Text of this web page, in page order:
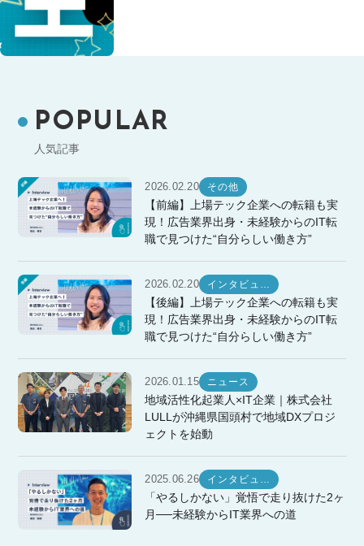
POPULAR
人気記事
2026.02.20 その他
【前編】上場テック企業への転籍も実
現！広告業界出身・未経験からのIT転
職で見つけた“自分らしい働き方”
2026.02.20 インタビュ…
【後編】上場テック企業への転籍も実
現！広告業界出身・未経験からのIT転
職で見つけた“自分らしい働き方”
2026.01.15 ニュース
地域活性化起業人×IT企業｜株式会社
LULLが沖縄県国頭村で地域DXプロジ
ェクトを始動
2025.06.26 インタビュ…
「やるしかない」覚悟で走り抜けた2ヶ
月──未経験からIT業界への道